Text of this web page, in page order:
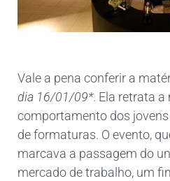
Vale a pena conferir a
dia 16/01/09*. Ela retrata
comportamento dos
de formaturas. O evento,
marcava a passagem do
mercado de trabalho, um